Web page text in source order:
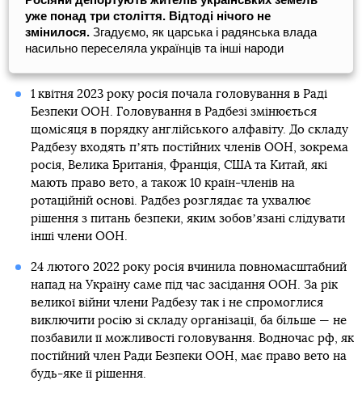
уже понад три століття. Відтоді нічого не
змінилося. Згадуємо, як царська і радянська влада
насильно переселяла українців та інші народи
1 квітня 2023 року росія почала головування в Раді
Безпеки ООН. Головування в Радбезі змінюється
щомісяця в порядку англійського алфавіту. До складу
Радбезу входять пʼять постійних членів ООН, зокрема
росія, Велика Британія, Франція, США та Китай, які
мають право вето, а також 10 країн-членів на
ротаційній основі. Радбез розглядає та ухвалює
рішення з питань безпеки, яким зобовʼязані слідувати
інші члени ООН.
24 лютого 2022 року росія вчинила повномасштабний
напад на Україну саме під час засідання ООН. За рік
великої війни члени Радбезу так і не спромоглися
виключити росію зі складу організації, ба більше — не
позбавили її можливості головування. Водночас рф, як
постійний член Ради Безпеки ООН, має право вето на
будь-яке її рішення.